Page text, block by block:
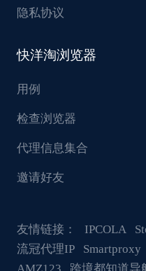
隐私协议
快洋淘浏览器
用例
检查浏览器
代理信息集合
邀请好友
友情链接： IPCOLA
流冠代理IP
Smartproxy